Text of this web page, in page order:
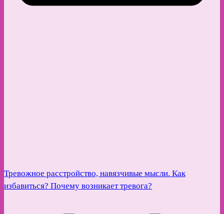
Тревожное расстройство, навязчивые мысли. Как
избавиться? Почему возникает тревога?